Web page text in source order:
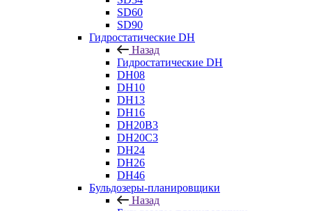
SD60
SD90
Гидростатические DH
Назад
Гидростатические DH
DH08
DH10
DH13
DH16
DH20B3
DH20C3
DH24
DH26
DH46
Бульдозеры-планировщики
Назад